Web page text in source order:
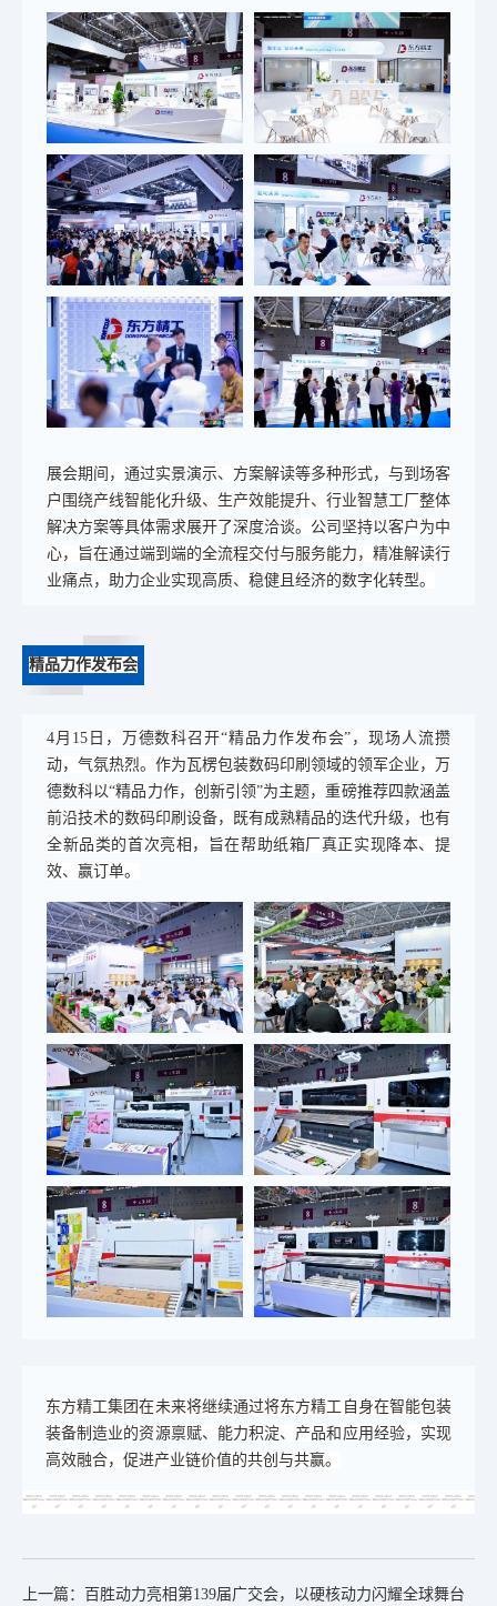
展会期间，通过实景演示、方案解读等多种形式，与到场客
户围绕产线智能化升级、生产效能提升、行业智慧工厂整体
解决方案等具体需求展开了深度洽谈。公司坚持以客户为中
心，旨在通过端到端的全流程交付与服务能力，精准解读行
业痛点，助力企业实现高质、稳健且经济的数字化转型。
精品力作发布会
4月15日，万德数科召开“精品力作发布会”，现场人流攒
动，气氛热烈。作为瓦楞包装数码印刷领域的领军企业，万
德数科以“精品力作，创新引领”为主题，重磅推荐四款涵盖
前沿技术的数码印刷设备，既有成熟精品的迭代升级，也有
全新品类的首次亮相，旨在帮助纸箱厂真正实现降本、提
效、赢订单。
东方精工集团在未来将继续通过将东方精工自身在智能包装
装备制造业的资源禀赋、能力积淀、产品和应用经验，实现
高效融合，促进产业链价值的共创与共赢。
上一篇： 百胜动力亮相第139届广交会，以硬核动力闪耀全球舞台